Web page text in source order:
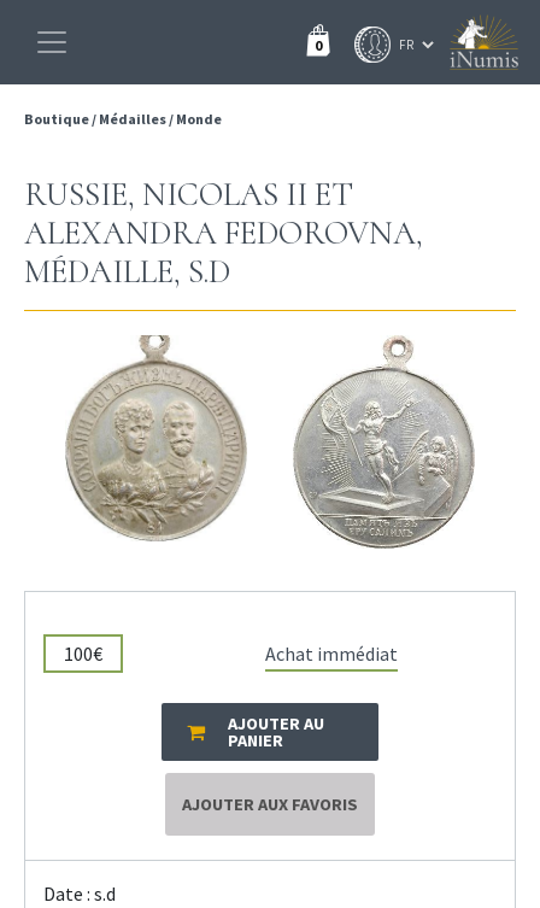
0
Boutique/ Médailles/ Monde
RUSSIE, NICOLAS II ET
ALEXANDRA FEDOROVNA,
MÉDAILLE, S.D
100€ Achat immédiat
AJOUTER AU
PANIER
AJOUTER AUX FAVORIS
Date : s.d